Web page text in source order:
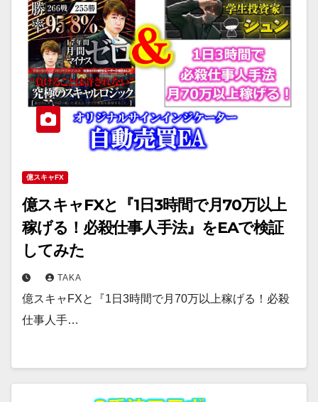
億スキャFX
億スキャFXと『1日3時間で月70万以上
稼げる！必殺仕事人手法』をEAで検証
してみた
TAKA
億スキャFXと『1日3時間で月70万以上稼げる！必殺
仕事人手…